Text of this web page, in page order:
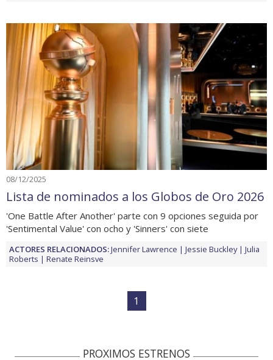
08/12/2025
Lista de nominados a los Globos de Oro 2026
'One Battle After Another' parte con 9 opciones seguida por
'Sentimental Value' con ocho y 'Sinners' con siete
ACTORES RELACIONADOS:Jennifer Lawrence Jessie Buckley
Julia
Roberts
Renate Reinsve
1
PROXIMOS ESTRENOS